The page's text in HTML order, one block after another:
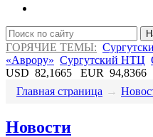
ГОРЯЧИЕ ТЕМЫ:
«Аврору» Сургутский НТЦ
USD 82,1665 EUR 94,8366
Главная страница →
Новости